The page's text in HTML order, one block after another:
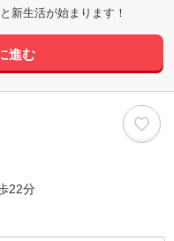
新生活が始まります！
進む
22分